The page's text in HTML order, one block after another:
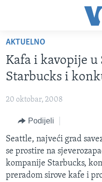
glavni
sadržaj
Pređi
na
glavnu
pretragu
TV PROGRAM
VIDEO
VIJESTI
SJEDINJENE AMERIČKE
BOSNA I HERCEGOVINA
SVIJET
NAUKA I TEHNOLOGIJA
SPECIJALNI PROJEKTI
KORUPCIJA
SLOBODA MEDIJA
AKTUELNO
Kafa i kavopije u
Starbucks i
20 oktobar, 2008
Podijeli
Seattle, najveći grad
se prostire na
kompanije Starbucks,
preradom sirove kafe i